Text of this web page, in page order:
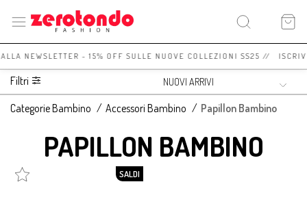
NEWSLETTER - 15% OFF SULLE NUOVE COLLEZIONI SS25 //
Filtri
Categorie Bambino / Accessori Bambino / Papillon Bambino
PAPILLON BAMBINO
SALDI